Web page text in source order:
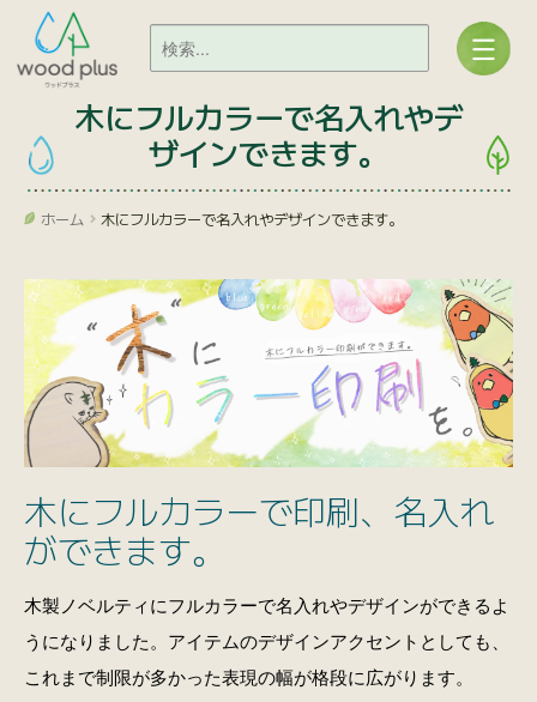
木にフルカラーで名入れやデ
ザインできます。
ホーム 木にフルカラーで名入れやデザインできます。
木にフルカラーで印刷、名入れ
ができます。
木製ノベルティにフルカラーで名入れやデザインができるよ
うになりました。アイテムのデザインアクセントとしても、
これまで制限が多かった表現の幅が格段に広がります。